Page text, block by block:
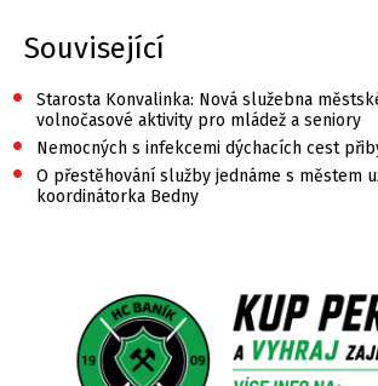
Související
•
Starosta Konvalinka: Nová služebna
volnočasové aktivity pro mládež a seniory
• Nemocných s infekcemi dýchacích cest
•
O přestěhování služby jednáme s městem
koordinátorka Bedny